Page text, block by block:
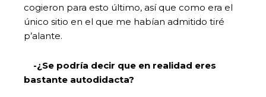
cogieron para esto último, así que como era el
único sitio en el que me habían admitido tiré
p’alante.
-¿Se podría decir que en realidad eres
bastante autodidacta?